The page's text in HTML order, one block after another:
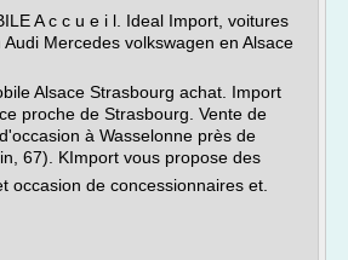
A c c u e i l. Ideal Import, voitures
Mercedes volkswagen en Alsace
Alsace Strasbourg achat. Import
proche de Strasbourg. Vente de
à Wasselonne près de
67). KImport vous propose des
occasion de concessionnaires et.